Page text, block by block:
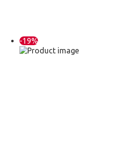
-19%